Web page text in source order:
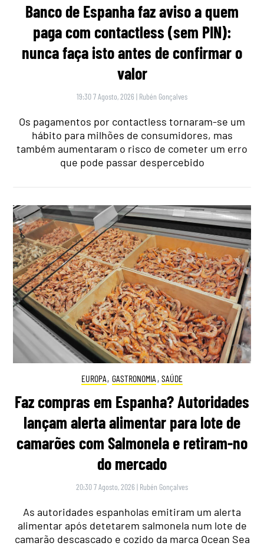
Banco de Espanha faz aviso a quem
paga com contactless (sem PIN):
nunca faça isto antes de confirmar o
valor
19:30 7 Agosto, 2026 | Rubén Gonçalves
Os pagamentos por contactless tornaram-se um
hábito para milhões de consumidores, mas
também aumentaram o risco de cometer um erro
que pode passar despercebido
EUROPA, GASTRONOMIA , SAÚDE
Faz compras em Espanha? Autoridades
lançam alerta alimentar para lote de
camarões com Salmonela e retiram-no
do mercado
20:30 7 Agosto, 2026 | Rubén Gonçalves
As autoridades espanholas emitiram um alerta
alimentar após detetarem salmonela num lote de
camarão descascado e cozido da marca Ocean Sea